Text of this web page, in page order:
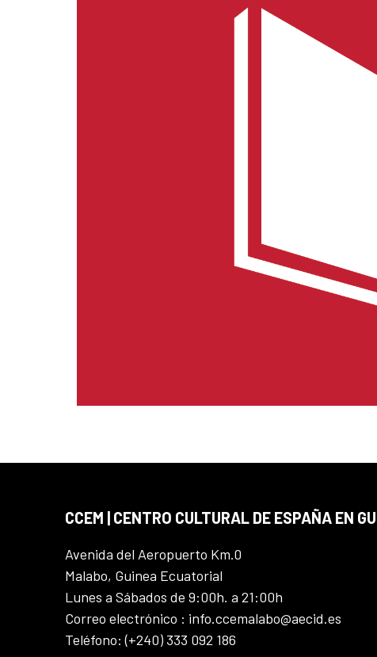
CCEM | CENTRO CULTURAL DE ESPAÑA EN
Avenida del Aeropuerto Km.0
Malabo, Guinea Ecuatorial
Lunes a Sábados de 9:00h. a 21:00h
Correo electrónico : info.ccemalabo@aecid.es
Teléfono: (+240) 333 092 186